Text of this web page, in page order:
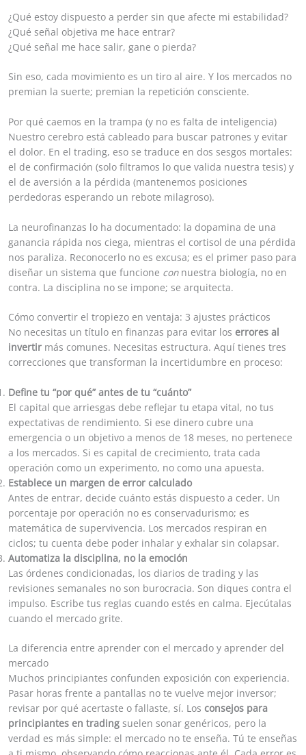
¿Qué estoy dispuesto a perder sin que afecte mi estabilidad?
¿Qué señal objetiva me hace entrar?
¿Qué señal me hace salir, gane o pierda?
Sin eso, cada movimiento es un tiro al aire. Y los mercados no
premian la suerte; premian la repetición consciente.
Por qué caemos en la trampa (y no es falta de inteligencia)
Nuestro cerebro está cableado para buscar patrones y evitar
el dolor. En el trading, eso se traduce en dos sesgos mortales:
el de confirmación (solo filtramos lo que valida nuestra tesis) y
el de aversión a la pérdida (mantenemos posiciones
perdedoras esperando un rebote milagroso).
La neurofinanzas lo ha documentado: la dopamina de una
ganancia rápida nos ciega, mientras el cortisol de una pérdida
nos paraliza. Reconocerlo no es excusa; es el primer paso para
diseñar un sistema que funcione connuestra biología, no en
contra. La disciplina no se impone; se arquitecta.
Cómo convertir el tropiezo en ventaja: 3 ajustes prácticos
No necesitas un título en finanzas para evitar loserrores al
invertir más comunes. Necesitas estructura. Aquí tienes tres
correcciones que transforman la incertidumbre en proceso:
Define tu “por qué” antes de tu “cuánto”
El capital que arriesgas debe reflejar tu etapa vital, no tus
expectativas de rendimiento. Si ese dinero cubre una
emergencia o un objetivo a menos de 18 meses, no pertenece
a los mercados. Si es capital de crecimiento, trata cada
operación como un experimento, no como una apuesta.
Establece un margen de error calculado
Antes de entrar, decide cuánto estás dispuesto a ceder. Un
porcentaje por operación no es conservadurismo; es
matemática de supervivencia. Los mercados respiran en
ciclos; tu cuenta debe poder inhalar y exhalar sin colapsar.
Automatiza la disciplina, no la emoción
Las órdenes condicionadas, los diarios de trading y las
revisiones semanales no son burocracia. Son diques contra el
impulso. Escribe tus reglas cuando estés en calma. Ejecútalas
cuando el mercado grite.
La diferencia entre aprender con el mercado y aprender del
mercado
Muchos principiantes confunden exposición con experiencia.
Pasar horas frente a pantallas no te vuelve mejor inversor;
revisar por qué acertaste o fallaste, sí. Losconsejos para
principiantes en trading suelen sonar genéricos, pero la
verdad es más simple: el mercado no te enseña. Tú te enseñas